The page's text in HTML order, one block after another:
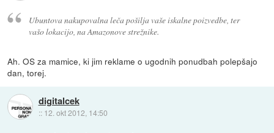
Ubuntova nakupovalna leča pošilja vaše iskalne poizvedbe, ter
vašo lokacijo, na Amazonove strežnike.
Ah. OS za mamice, ki jim reklame o ugodnih ponudbah polepšajo
dan, torej.
digitalcek
:: 12. okt 2012, 14:50